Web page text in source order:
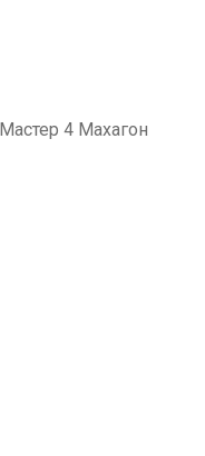
дачи Савушка
Савушка Бэби Плэй
4 Махагон